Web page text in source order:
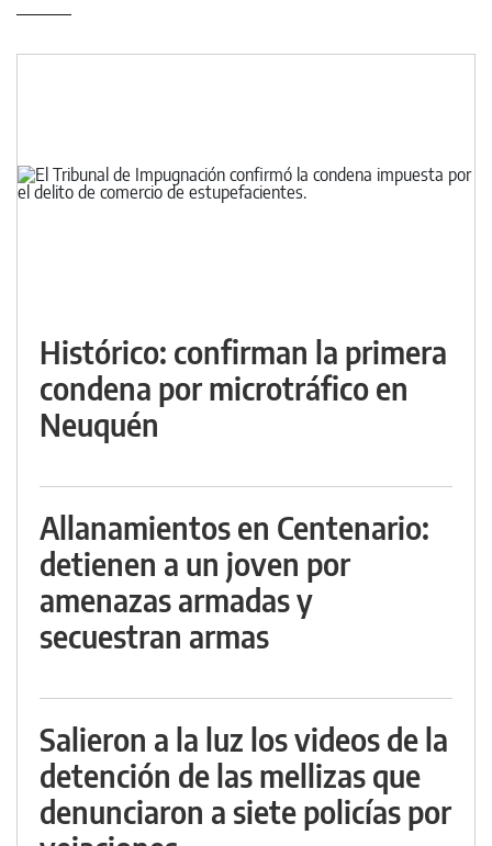
Histórico: confirman la primera
condena por microtráfico en
Neuquén
Allanamientos en Centenario:
detienen a un joven por
amenazas armadas y
secuestran armas
Salieron a la luz los videos de la
detención de las mellizas que
denunciaron a siete policías por